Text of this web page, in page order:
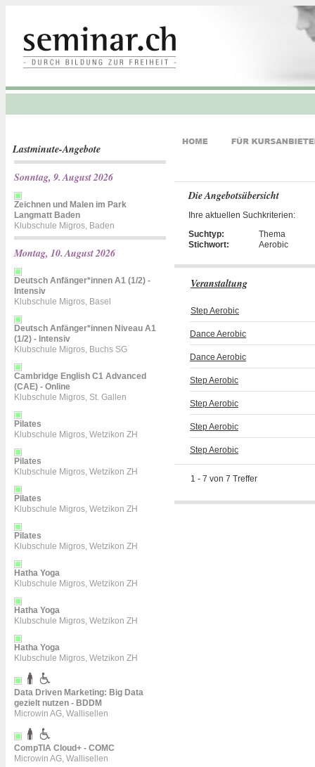
Lastminute-Angebote
Sonntag, 9. August 2026
Zeichnen und Malen im Park
Langmatt Baden
Klubschule Migros, Baden
Montag, 10. August 2026
Deutsch Anfänger*innen A1 (1/2) -
Intensiv
Klubschule Migros, Basel
Deutsch Anfänger*innen Niveau A1
(1/2) - Intensiv
Klubschule Migros, Buchs SG
Cambridge English C1 Advanced
(CAE) - Online
Klubschule Migros, St. Gallen
Pilates
Klubschule Migros, Wetzikon ZH
Pilates
Klubschule Migros, Wetzikon ZH
Pilates
Klubschule Migros, Wetzikon ZH
Pilates
Klubschule Migros, Wetzikon ZH
Hatha Yoga
Klubschule Migros, Wetzikon ZH
Hatha Yoga
Klubschule Migros, Wetzikon ZH
Hatha Yoga
Klubschule Migros, Wetzikon ZH
Data Driven Marketing: Big Data
gezielt nutzen - BDDM
Microwin AG, Wallisellen
CompTIA Cloud+ - COMC
Microwin AG, Wallisellen
Die Angebotsübersicht
Ihre aktuellen Suchkriterien:
Suchtyp:
Thema
Stichwort:
Aerobic
Veranstaltung
Step Aerobic
Dance Aerobic
Dance Aerobic
Step Aerobic
Step Aerobic
Step Aerobic
Step Aerobic
1 - 7 von 7 Treffer